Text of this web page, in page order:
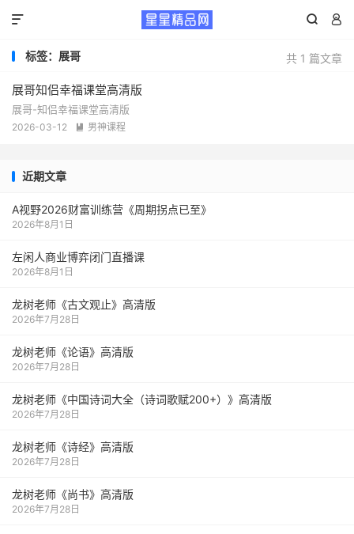
 

共 1 篇文章
标签：展哥
展哥知侣幸福课堂高清版
展哥-知侣幸福课堂高清版
2026-03-12  男神课程
近期文章
A视野2026财富训练营《周期拐点已至》
2026年8月1日
左闲人商业博弈闭门直播课
2026年8月1日
龙树老师《古文观止》高清版
2026年7月28日
龙树老师《论语》高清版
2026年7月28日
龙树老师《中国诗词大全（诗词歌赋200+）》高清版
2026年7月28日
龙树老师《诗经》高清版
2026年7月28日
龙树老师《尚书》高清版
2026年7月28日